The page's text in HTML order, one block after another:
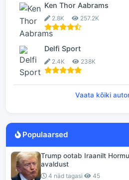
Ken Thor Aabrams
2.8K 257.2K
Delfi Sport
2.4K 238K
Vaata kõiki
Populaarsed
Trump ootab Iraanilt
avaldust
4 näd tagasi 45